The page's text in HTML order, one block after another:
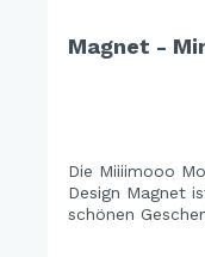
Magnet -
Die Miiiimooo
Design Magnet
schönen